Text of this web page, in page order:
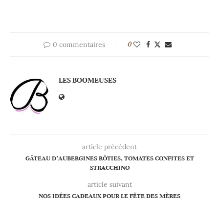
0 commentaires 0
LES BOOMEUSES
article précédent
GÂTEAU D’AUBERGINES RÔTIES, TOMATES CONFITES ET
STRACCHINO
article suivant
NOS IDÉES CADEAUX POUR LE FÊTE DES MÈRES